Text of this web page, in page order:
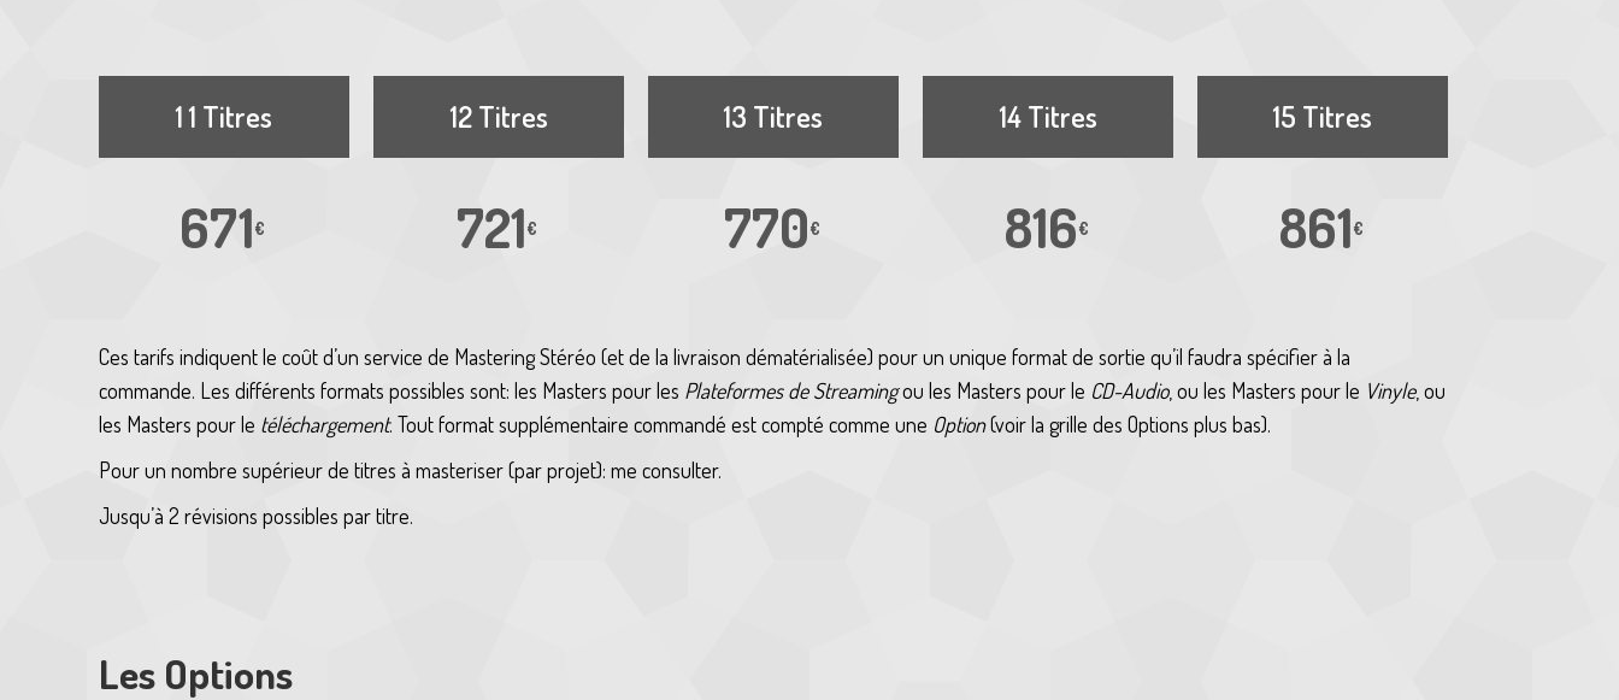
1 1 Titres
671€
12 Titres
721€
13 Titres
770€
14 Titres
816€
15 Titres
861€
Ces tarifs indiquent le coût d’un service de Mastering Stéréo (et de la livraison dématérialisée) pour un unique format de sortie qu’il faudra spécifier à la
commande. Les différents formats possibles sont: les Masters pour les Plateformes de Streamingou les Masters pour le CD-Audio, ou les Masters pour le Vinyle, ou
les Masters pour le téléchargement. Tout format supplémentaire commandé est compté comme une Option(voir la grille des Options plus bas).
Pour un nombre supérieur de titres à masteriser (par projet): me consulter.
Jusqu’à 2 révisions possibles par titre.
Les Options